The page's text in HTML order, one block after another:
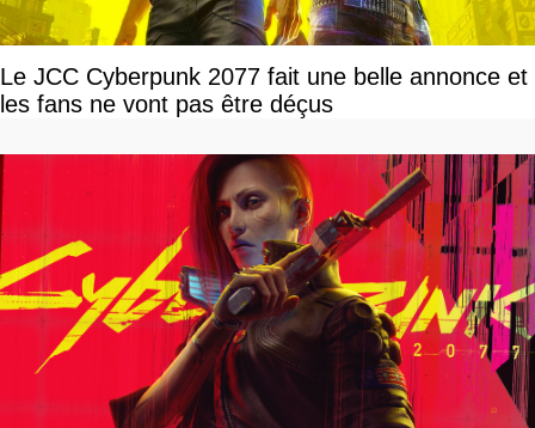
Le JCC Cyberpunk 2077 fait une belle annonce et
les fans ne vont pas être déçus